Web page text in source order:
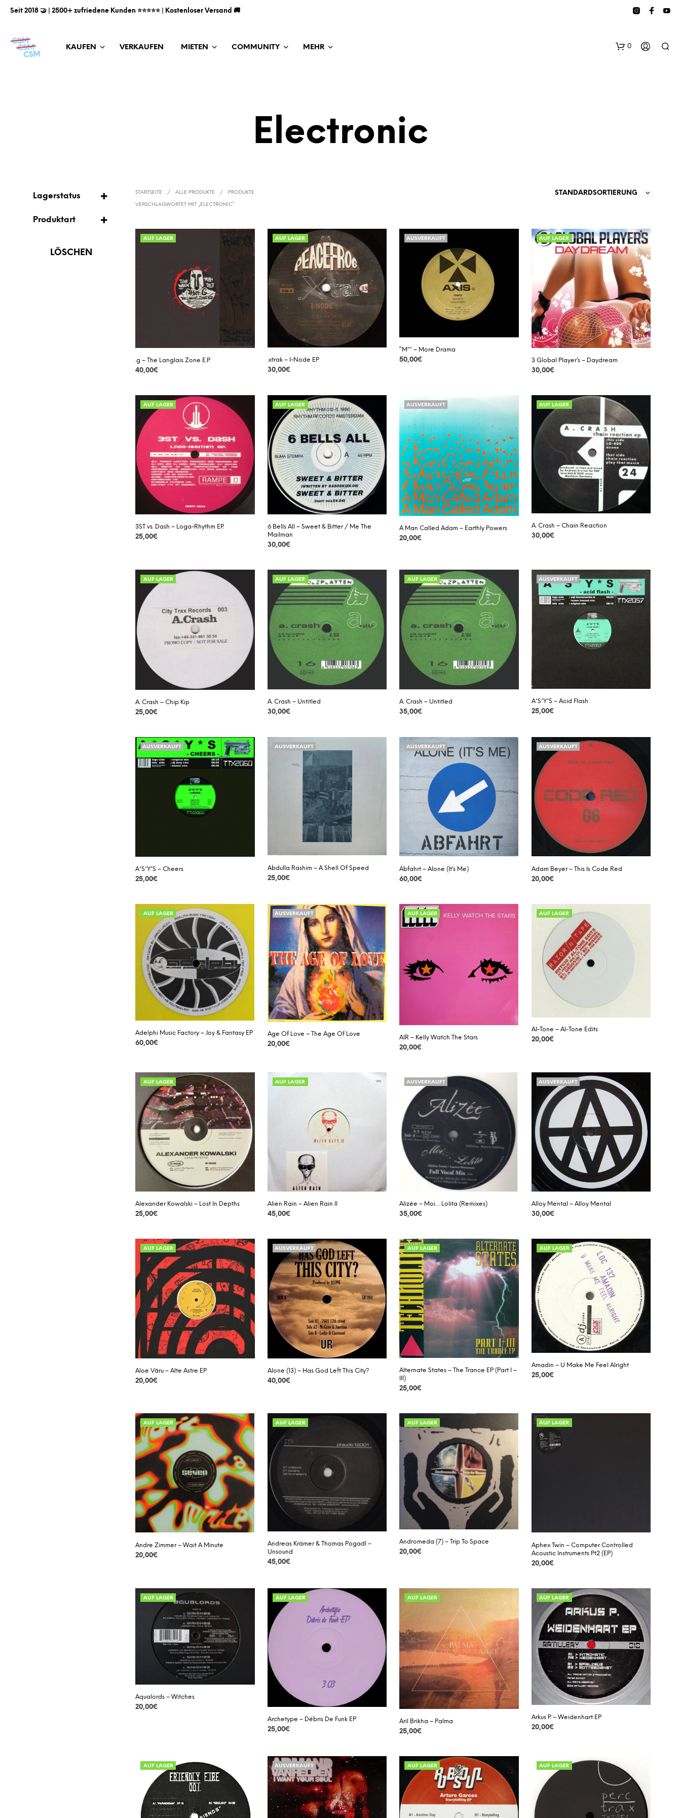
Seit 2018 🤝 | 2500+ zufriedene Kunden ⭐️⭐️⭐️⭐️⭐️ | Kostenloser Versand 🚚
KAUFEN VERKAUFEN MIETEN COMMUNITY MEHR 0
D
E
N
S
I
C
H
K
E
I
N
E
I
M
R
E
N
R
Electronic
Lagerstatus
Produktart
LÖSCHEN
STARTSEITE / ALLE PRODUKTE / PRODUKTE
VERSCHLAGWORTET MIT „ELECTRONIC“
STANDARDSORTIERUNG
AUF LAGER
.g – The Langlais Zone E.P.
40,00€
AUF LAGER
.xtrak – I-Node EP
30,00€
AUSVERKAUFT
“M”* – More Drama
50,00€
AUF LAGER
3 Global Player’s – Daydream
30,00€
AUF LAGER
3ST vs. Dash – Loga-Rhythm EP.
25,00€
AUF LAGER
6 Bells All – Sweet & Bitter / Me The
Mailman
30,00€
AUSVERKAUFT
A Man Called Adam – Earthly Powers
20,00€
AUF LAGER
A. Crash – Chain Reaction
30,00€
AUF LAGER
A. Crash – Chip Kip
25,00€
AUF LAGER
A. Crash – Untitled
30,00€
AUF LAGER
A. Crash – Untitled
35,00€
AUSVERKAUFT
A*S*Y*S – Acid Flash
25,00€
AUSVERKAUFT
A*S*Y*S – Cheers
25,00€
AUSVERKAUFT
Abdulla Rashim – A Shell Of Speed
25,00€
AUSVERKAUFT
Abfahrt – Alone (It’s Me)
60,00€
AUSVERKAUFT
Adam Beyer – This Is Code Red
20,00€
AUF LAGER
Adelphi Music Factory – Joy & Fantasy EP
60,00€
AUSVERKAUFT
Age Of Love – The Age Of Love
20,00€
AUF LAGER
AIR – Kelly Watch The Stars
20,00€
AUF LAGER
Al-Tone – Al-Tone Edits
20,00€
AUF LAGER
Alexander Kowalski – Lost In Depths
25,00€
AUF LAGER
Alien Rain – Alien Rain II
45,00€
AUSVERKAUFT
Alizée – Moi… Lolita (Remixes)
35,00€
AUSVERKAUFT
Alloy Mental – Alloy Mental
30,00€
AUF LAGER
Aloe Văru – Alte Astre EP
20,00€
AUSVERKAUFT
Alone (13) – Has God Left This City?
40,00€
AUF LAGER
Alternate States – The Trance EP (Part I –
III)
25,00€
AUF LAGER
Amadin – U Make Me Feel Alright
25,00€
AUF LAGER
Andre Zimmer – Wait A Minute
20,00€
AUF LAGER
Andreas Krämer & Thomas Pogadl –
Unsound
45,00€
AUF LAGER
Andromeda (7) – Trip To Space
20,00€
AUF LAGER
Aphex Twin – Computer Controlled
Acoustic Instruments Pt2 (EP)
20,00€
AUF LAGER
Aqualords – Witches
20,00€
AUF LAGER
Archetype – Débris De Funk EP
25,00€
AUF LAGER
Aril Brikha – Palma
25,00€
AUF LAGER
Arkus P. – Weidenhart EP
20,00€
AUF LAGER AUSVERKAUFT AUF LAGER AUF LAGER